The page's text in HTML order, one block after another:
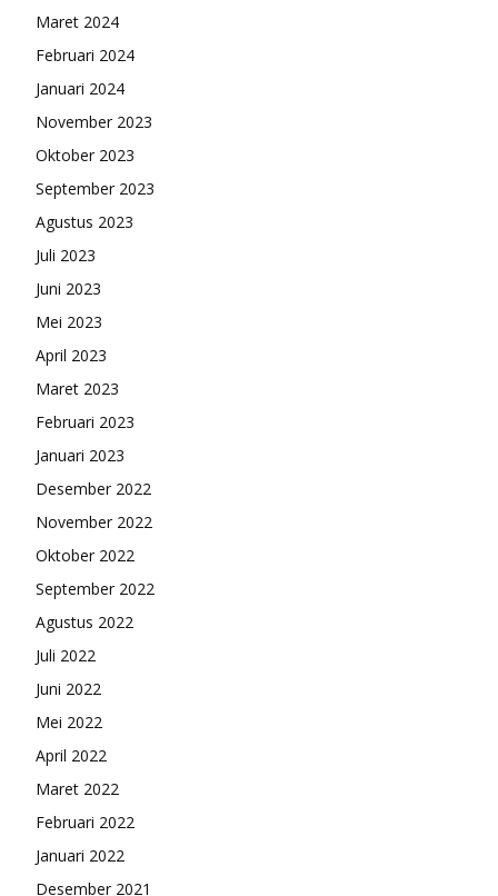
Maret 2024
Februari 2024
Januari 2024
November 2023
Oktober 2023
September 2023
Agustus 2023
Juli 2023
Juni 2023
Mei 2023
April 2023
Maret 2023
Februari 2023
Januari 2023
Desember 2022
November 2022
Oktober 2022
September 2022
Agustus 2022
Juli 2022
Juni 2022
Mei 2022
April 2022
Maret 2022
Februari 2022
Januari 2022
Desember 2021